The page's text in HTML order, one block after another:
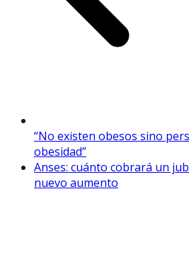
“No existen obesos sino
obesidad”
Anses: cuánto cobrará un
nuevo aumento